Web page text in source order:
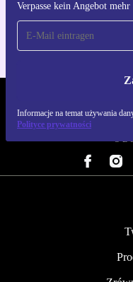
Verpasse kein Angebot mehr
Informacje na temat używania
Polityce prywatności
Dla